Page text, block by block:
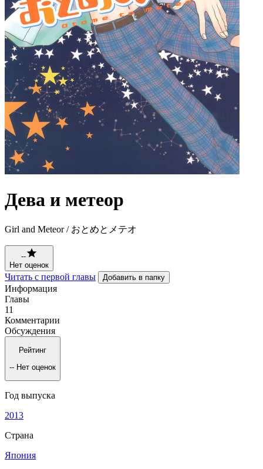
Дева и метеор
Girl and Meteor / おとめとメテオ
--
Нет оценок
Читать с первой главы Добавить в папку
Информация
Главы
11
Комментарии
Обсуждения
Рейтинг
-- Нет оценок
Год выпуска
2013
Страна
Япония